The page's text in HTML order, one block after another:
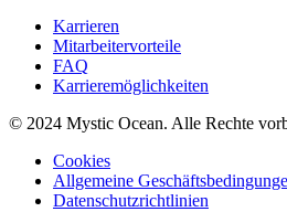
Karrieren
Mitarbeitervorteile
FAQ
Karrieremöglichkeiten
© 2024 Mystic Ocean. Alle Rechte
Cookies
Allgemeine
Datenschutzrichtlinien